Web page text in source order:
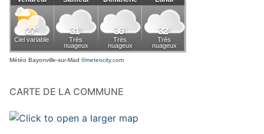
Météo Bayonville-sur-Mad ©meteocity.com
CARTE DE LA COMMUNE